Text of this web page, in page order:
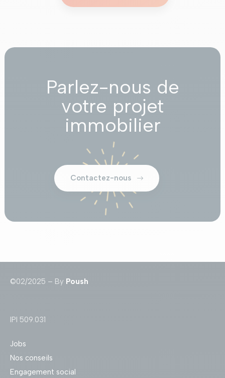
Parlez-nous de
votre projet
immobilier
Contactez-nous
©02/2025 – By Poush
IPI 509.031
Jobs
Nos conseils
Engagement social